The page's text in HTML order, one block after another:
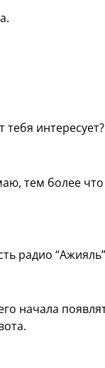
интересует?
тем более
радио
начала